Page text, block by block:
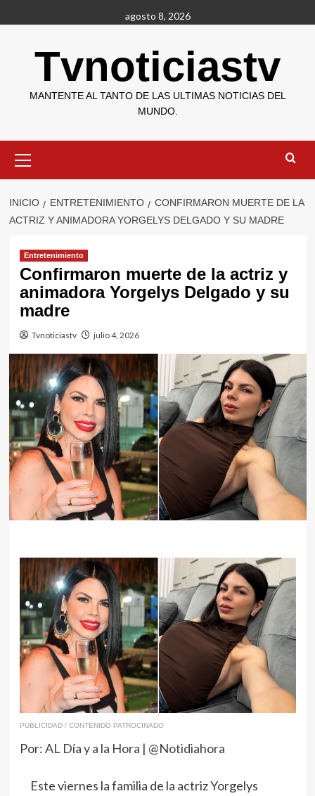
al
agosto 8, 2026
Tvnoticiastv
MANTENTE AL TANTO DE LAS ULTIMAS NOTICIAS DEL
MUNDO.
primario
INICIO ENTRETENIMIENTO
CONFIRMARON MUERTE DE LA
ACTRIZ Y ANIMADORA YORGELYS DELGADO Y SU MADRE
Entretenimiento
Confirmaron muerte de la actriz y
animadora Yorgelys Delgado y su
madre
Tvnoticiastv julio 4, 2026
PUBLICIDAD / CONTENIDO PATROCINADO
Por:AL Día y a la Hora | @Notidiahora
Este viernes la familia de la actriz Yorgelys